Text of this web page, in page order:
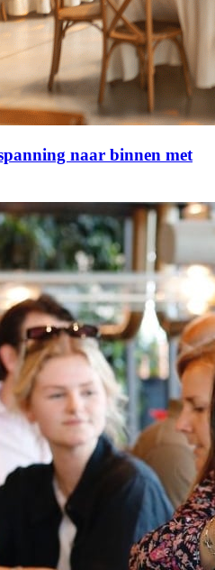
naar binnen met